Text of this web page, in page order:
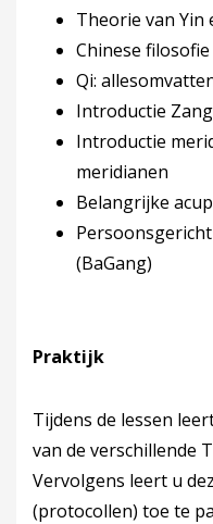
Theorie van Yin
Chinese filosofie
Qi:
Introductie
Introductie
meridianen
Belangrijke
(BaGang)
Praktijk
Tijdens de lessen
van de verschillende
Vervolgens leert u
(protocollen) toe te